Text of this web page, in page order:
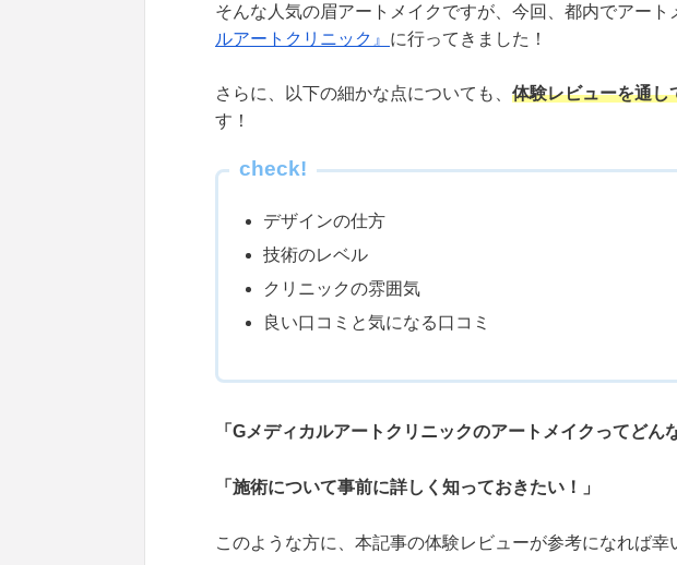
そんな人気の眉アートメイクですが、今回、都内でアート
ルアートクリニック』 に行ってきました！
さらに、以下の細かな点についても、 体験レビューを通し
す！
check!
デザインの仕方
技術のレベル
クリニックの雰囲気
良い口コミと気になる口コミ
「Gメディカルアートクリニックのアートメイクってどん
「施術について事前に詳しく知っておきたい！」
このような方に、本記事の体験レビューが参考になれば幸